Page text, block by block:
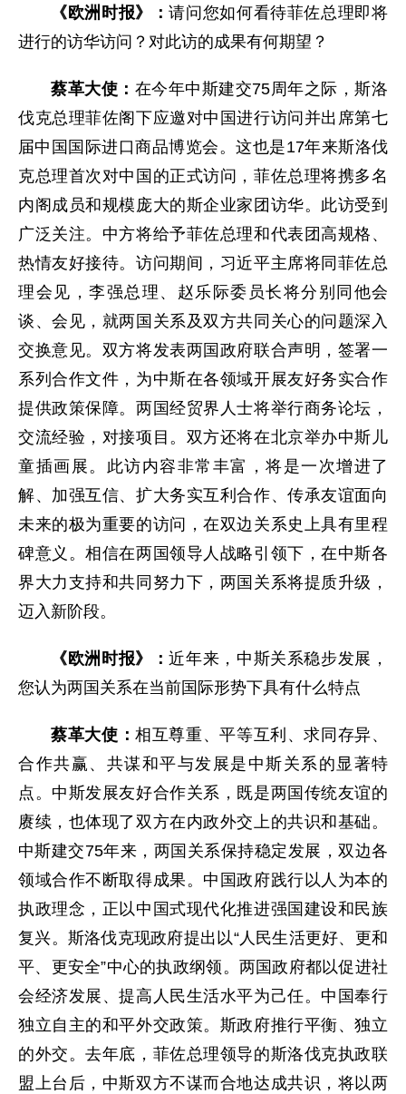
《欧洲时报》：请问您如何看待菲佐总理即将
进行的访华访问？对此访的成果有何期望？
蔡革大使： 在今年中斯建交75周年之际，斯洛
伐克总理菲佐阁下应邀对中国进行访问并出席第七
届中国国际进口商品博览会。这也是17年来斯洛伐
克总理首次对中国的正式访问，菲佐总理将携多名
内阁成员和规模庞大的斯企业家团访华。此访受到
广泛关注。中方将给予菲佐总理和代表团高规格、
热情友好接待。访问期间，习近平主席将同菲佐总
理会见，李强总理、赵乐际委员长将分别同他会
谈、会见，就两国关系及双方共同关心的问题深入
交换意见。双方将发表两国政府联合声明，签署一
系列合作文件，为中斯在各领域开展友好务实合作
提供政策保障。两国经贸界人士将举行商务论坛，
交流经验，对接项目。双方还将在北京举办中斯儿
童插画展。此访内容非常丰富，将是一次增进了
解、加强互信、扩大务实互利合作、传承友谊面向
未来的极为重要的访问，在双边关系史上具有里程
碑意义。相信在两国领导人战略引领下，在中斯各
界大力支持和共同努力下，两国关系将提质升级，
迈入新阶段。
《欧洲时报》：近年来，中斯关系稳步发展，
您认为两国关系在当前国际形势下具有什么特点
蔡革大使：相互尊重、平等互利、求同存异、
合作共赢、共谋和平与发展是中斯关系的显著特
点。中斯发展友好合作关系，既是两国传统友谊的
赓续，也体现了双方在内政外交上的共识和基础。
中斯建交75年来，两国关系保持稳定发展，双边各
领域合作不断取得成果。中国政府践行以人为本的
执政理念，正以中国式现代化推进强国建设和民族
复兴。斯洛伐克现政府提出以“人民生活更好、更和
平、更安全”中心的执政纲领。两国政府都以促进社
会经济发展、提高人民生活水平为己任。中国奉行
独立自主的和平外交政策。斯政府推行平衡、独立
的外交。去年底，菲佐总理领导的斯洛伐克执政联
盟上台后，中斯双方不谋而合地达成共识，将以两